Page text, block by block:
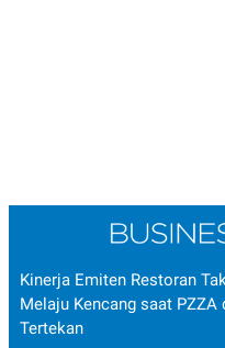
Kinerja Emiten Restoran
Melaju Kencang saat PZZA
Tertekan